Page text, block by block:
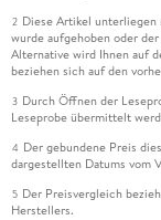
2 Diese Artikel
wurde aufgehoben oder
Alternative wird Ihnen auf
beziehen sich auf den
3 Durch Öffnen der
Leseprobe übermittelt
4 Der gebundene Preis
dargestellten Datums vom
5 Der Preisvergleich
Herstellers.